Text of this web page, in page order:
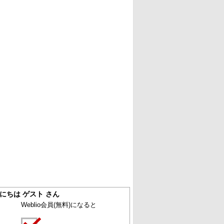
ちは ゲスト さん
Weblio会員(無料)になると